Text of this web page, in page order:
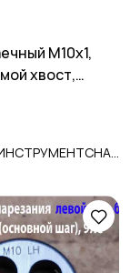
М10х1,
хвост,
шаг,